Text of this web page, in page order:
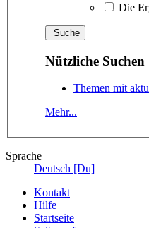
Die
Nützliche Suchen
Themen mit
Mehr...
Sprache
Deutsch [Du]
Kontakt
Hilfe
Startseite